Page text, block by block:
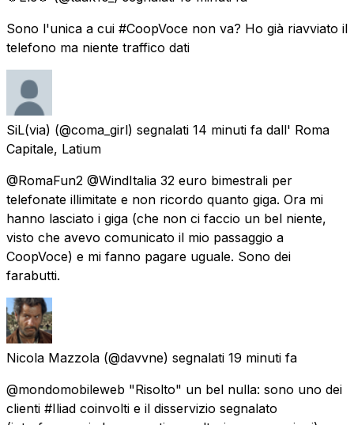
Sono l'unica a cui #CoopVoce non va? Ho già riavviato il
telefono ma niente traffico dati
SiL(via) (@coma_girl) segnalati 14 minuti fa dall' Roma
Capitale, Latium
@RomaFun2 @WindItalia 32 euro bimestrali per
telefonate illimitate e non ricordo quanto giga. Ora mi
hanno lasciato i giga (che non ci faccio un bel niente,
visto che avevo comunicato il mio passaggio a
CoopVoce) e mi fanno pagare uguale. Sono dei
farabutti.
Nicola Mazzola (@davvne) segnalati 19 minuti fa
@mondomobileweb "Risolto" un bel nulla: sono uno dei
clienti #Iliad coinvolti e il disservizio segnalato